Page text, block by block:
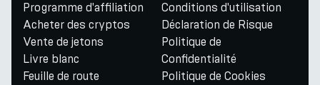
Programme d'affiliation
Acheter des cryptos
Vente de jetons
Livre blanc
Feuille de route
Conditions d'utilisation
Déclaration de Risque
Politique de
Confidentialité
Politique de Cookies